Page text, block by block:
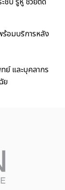
อมบริการหลัง
ย์ และบุคลากร
ย